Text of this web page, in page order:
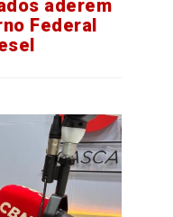
aderem
Federal